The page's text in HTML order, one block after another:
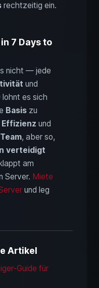
rechtzeitig ein.
7 Days to
nicht — jede
und
lohnt es sich
Basis zu
Effizienz und
Team, aber so,
verteidigt
am
Server. Miete
und leg
Artikel
Guide für